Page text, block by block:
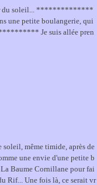
du soleil... **************
une petite boulangerie, qui
Je suis allée pren
soleil, même timide, après de
une envie d'une petite b
Baume Cornillane pour fai
Rif... Une fois là, ce serait vr